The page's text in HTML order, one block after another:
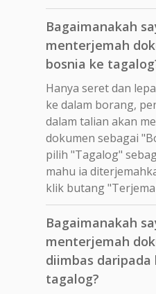
Bagaimanakah
menterjemah
bosnia ke
Hanya seret dan
ke dalam borang,
dalam talian akan
dokumen sebagai
pilih "Tagalog"
mahu ia
klik butang
Bagaimanakah
menterjemah
diimbas daripada
tagalog?